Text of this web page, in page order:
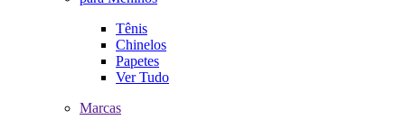
Tênis
Chinelos
Papetes
Ver Tudo
Marcas